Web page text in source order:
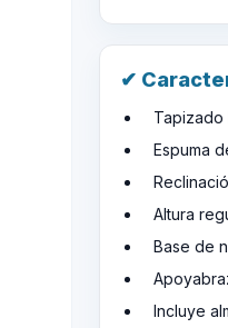
✔
Tapizado
Espuma
Altura
Base de
Incluye